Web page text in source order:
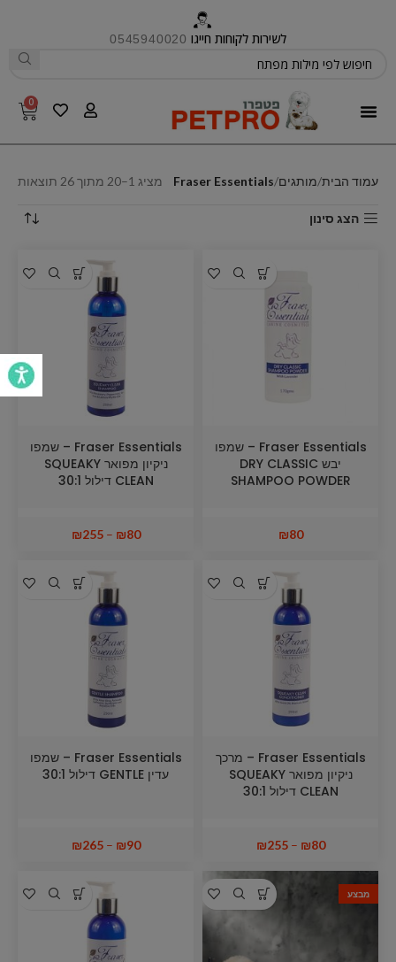
לשירות לקוחות חייגו 0545940020
0
עמוד הבית מותגים Fraser Essentials מציג 1–20 מתוך 26 תוצאות
הצג סינון
Fraser Essentials – שמפו
יבש DRY CLASSIC
SHAMPOO POWDER
₪80
Fraser Essentials – שמפו
ניקיון מפואר SQUEAKY
CLEAN דילול 30:1
₪80
–
₪255
Fraser Essentials – מרכך
ניקיון מפואר SQUEAKY
CLEAN דילול 30:1
₪80
–
₪255
Fraser Essentials – שמפו
עדין GENTLE דילול 30:1
₪90
–
₪265
מבצע